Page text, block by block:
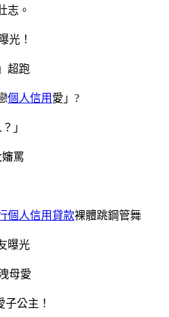
志。
光！
超跑
個人信用 愛」?
」
罵
個人信用貸款裸體跳鋼管舞
曝光
母愛
公主！